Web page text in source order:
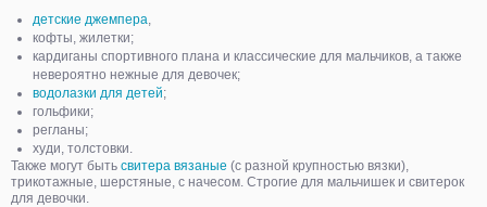
детские джемпера,
кофты, жилетки;
кардиганы спортивного плана и классические для мальчиков, а также
невероятно нежные для девочек;
водолазки для детей;
гольфики;
регланы;
худи, толстовки.
Также могут быть свитера вязаные (с разной крупностью вязки),
трикотажные, шерстяные, с начесом. Строгие для мальчишек и свитерок
для девочки.